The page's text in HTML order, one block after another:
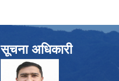
सूचना अधिकारी